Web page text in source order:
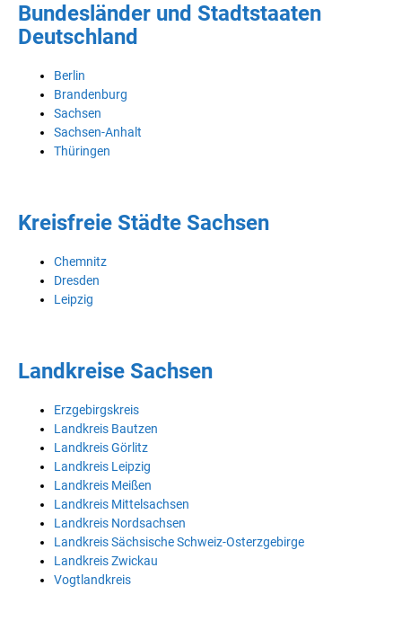
Bundesländer und Stadtstaaten
Deutschland
Berlin
Brandenburg
Sachsen
Sachsen-Anhalt
Thüringen
Kreisfreie Städte Sachsen
Chemnitz
Dresden
Leipzig
Landkreise Sachsen
Erzgebirgskreis
Landkreis Bautzen
Landkreis Görlitz
Landkreis Leipzig
Landkreis Meißen
Landkreis Mittelsachsen
Landkreis Nordsachsen
Landkreis Sächsische Schweiz-Osterzgebirge
Landkreis Zwickau
Vogtlandkreis